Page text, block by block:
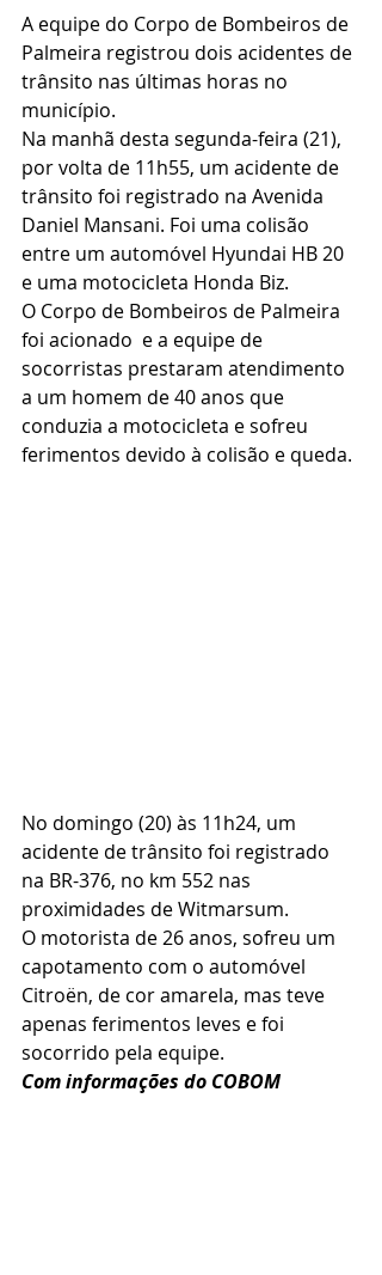
A equipe do Corpo de Bombeiros de
Palmeira registrou dois acidentes de
trânsito nas últimas horas no
município.
Na manhã desta segunda-feira (21),
por volta de 11h55, um acidente de
trânsito foi registrado na Avenida
Daniel Mansani. Foi uma colisão
entre um automóvel Hyundai HB 20
e uma motocicleta Honda Biz.
O Corpo de Bombeiros de Palmeira
foi acionado  e a equipe de
socorristas prestaram atendimento
a um homem de 40 anos que
conduzia a motocicleta e sofreu
ferimentos devido à colisão e queda.
No domingo (20) às 11h24, um
acidente de trânsito foi registrado
na BR-376, no km 552 nas
proximidades de Witmarsum.
O motorista de 26 anos, sofreu um
capotamento com o automóvel
Citroën, de cor amarela, mas teve
apenas ferimentos leves e foi
socorrido pela equipe.
Com informações do COBOM